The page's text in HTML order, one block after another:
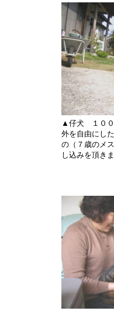
▲仔犬 １００
外を自由にし
の（７歳のメ
し込みを頂きま